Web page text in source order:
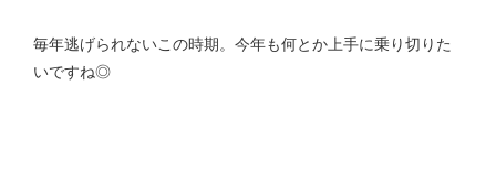
毎年逃げられないこの時期。今年も何とか上手に乗り切りた
いですね◎